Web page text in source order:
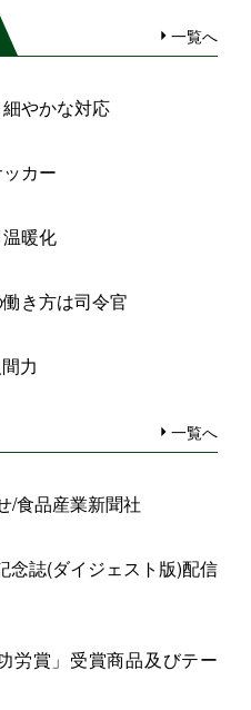
一覧へ
細やかな対応
カー
温暖化
き方は司令官
力
一覧へ
/食品産業新聞社
念誌(ダイジェスト版)配信
労賞」受賞商品及びテー